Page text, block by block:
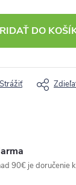
DO
Strážiť
90€ je doručenie